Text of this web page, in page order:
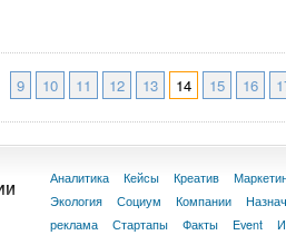
9 10 11 12 13 14 15 16
Аналитика Кейсы Креатив
Экология
Социум Компании
реклама
Стартапы Факты Event